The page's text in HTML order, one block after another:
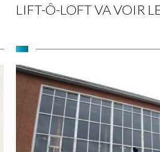
LIFT-Ô-LOFT VA VOIR